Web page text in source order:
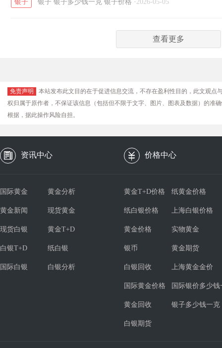
银子 银子 银子多少钱一克 银子价格 · 2026-05-05
查看更多
免责声明
本站发布此文目的在于促进信息交流，不存在盈利性目的，此文观
权归属于原作者，不保证该信息（包括但不限于文字、图片、图表及数据）的准
根据，据此操作风险自担。
资讯中心 价格中心
国际黄金 黄金分析
黄金新闻 现货黄金
现货白银 黄金T+D
白银T+D 纸白银
国际白银 白银分析
黄金T+D价格 纸黄金价格
纸白银价格 上海白银价格
黄金价格 实物黄金
银币 黄金期货
白银回收 上海黄金金价
国际黄金价格 国际银价多少钱
黄金回收 银子多少钱一克
白银期货